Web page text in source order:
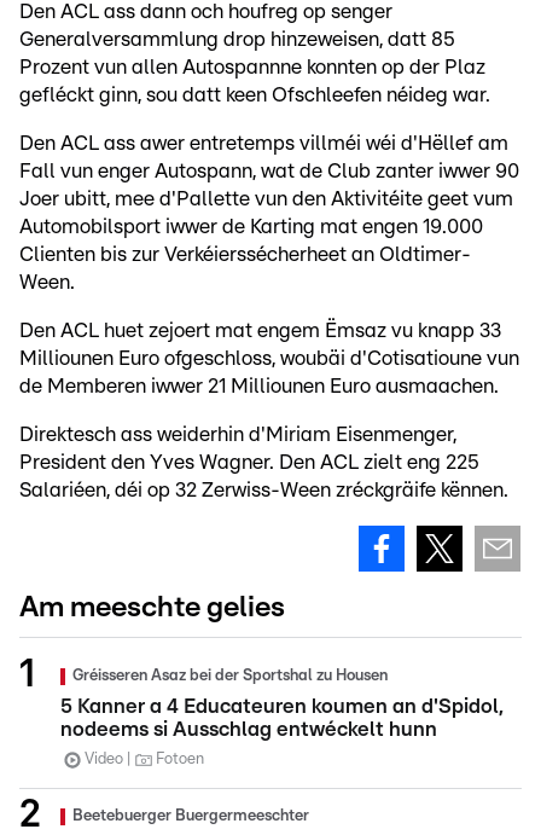
Den ACL ass dann och houfreg op senger
Generalversammlung drop hinzeweisen, datt 85
Prozent vun allen Autospannne konnten op der Plaz
gefléckt ginn, sou datt keen Ofschleefen néideg war.
Den ACL ass awer entretemps villméi wéi d'Hëllef am
Fall vun enger Autospann, wat de Club zanter iwwer 90
Joer ubitt, mee d'Pallette vun den Aktivitéite geet vum
Automobilsport iwwer de Karting mat engen 19.000
Clienten bis zur Verkéierssécherheet an Oldtimer-
Ween.
Den ACL huet zejoert mat engem Ëmsaz vu knapp 33
Milliounen Euro ofgeschloss, woubäi d'Cotisatioune vun
de Memberen iwwer 21 Milliounen Euro ausmaachen.
Direktesch ass weiderhin d'Miriam Eisenmenger,
President den Yves Wagner. Den ACL zielt eng 225
Salariéen, déi op 32 Zerwiss-Ween zréckgräife kënnen.
Am meeschte gelies
Gréisseren Asaz bei der Sportshal zu Housen
5 Kanner a 4 Educateuren koumen an d'Spidol,
nodeems si Ausschlag entwéckelt hunn
Video Fotoen
Beetebuerger Buergermeeschter